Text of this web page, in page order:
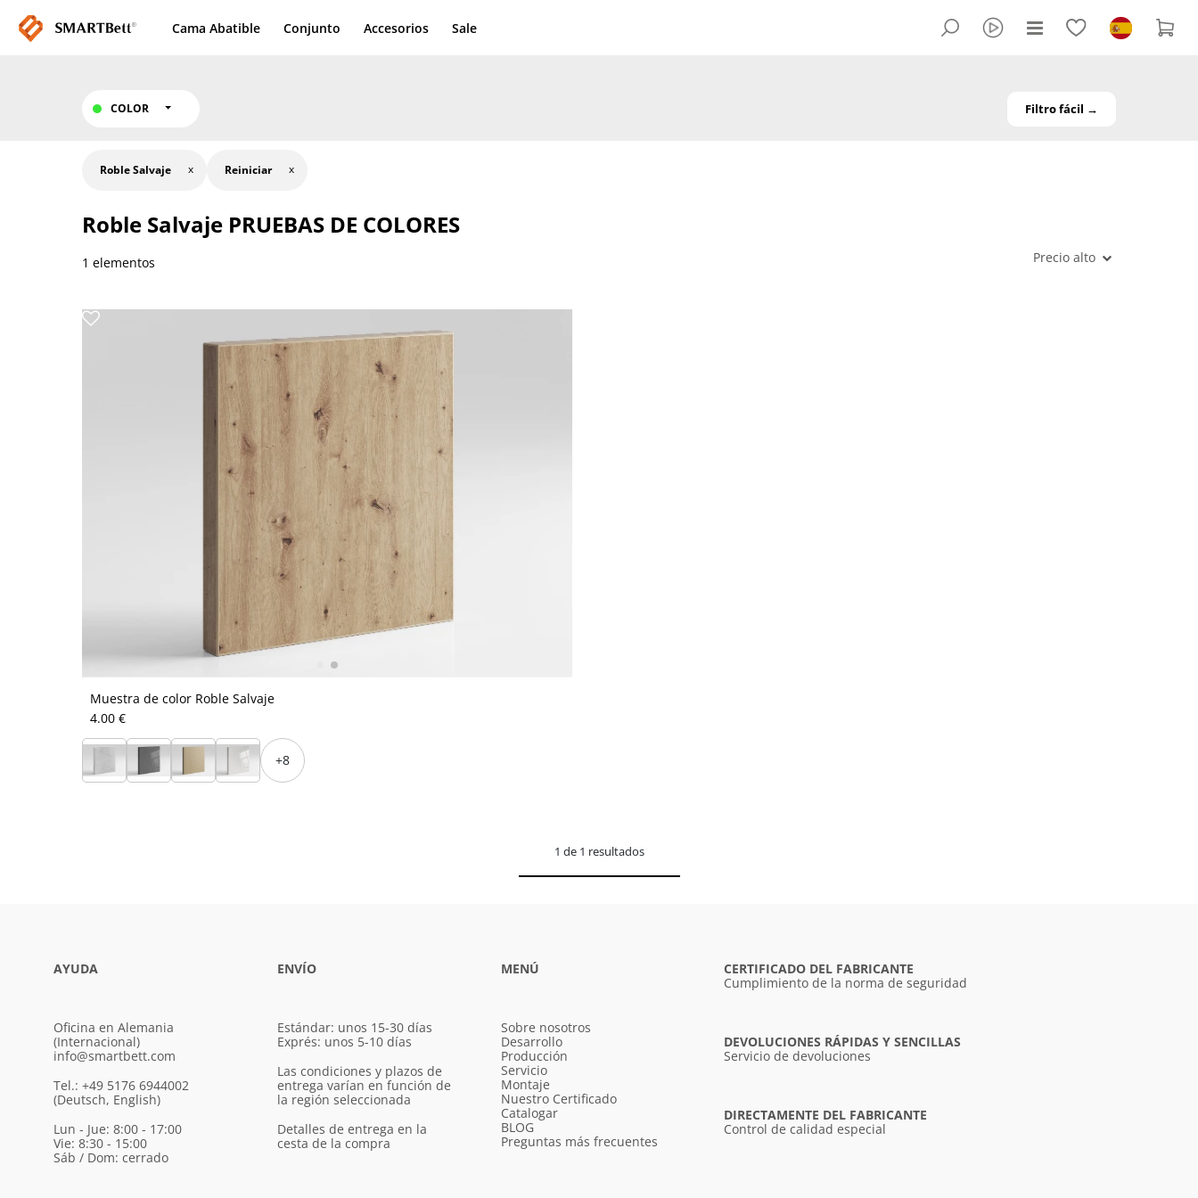
Cama Abatible Conjunto Accesorios Sale
COLOR Filtro fácil →
Roble Salvaje Reiniciar
Roble Salvaje PRUEBAS DE COLORES
Precio alto
1 elementos
Muestra de color Roble Salvaje
4.00 €
+8
1 de 1 resultados
AYUDA
Oficina en Alemania
(Internacional)
info@smartbett.com
Tel.: +49 5176 6944002
(Deutsch, English)
Lun - Jue: 8:00 - 17:00
Vie: 8:30 - 15:00
Sáb / Dom: cerrado
ENVÍO
Estándar: unos 15-30 días
Exprés: unos 5-10 días
Las condiciones y plazos de
entrega varían en función de
la región seleccionada
Detalles de entrega en la
cesta de la compra
MENÚ
Sobre nosotros
Desarrollo
Producción
Servicio
Montaje
Nuestro Certificado
Catalogar
BLOG
Preguntas más frecuentes
CERTIFICADO DEL FABRICANTE
Cumplimiento de la norma de seguridad
DEVOLUCIONES RÁPIDAS Y SENCILLAS
Servicio de devoluciones
DIRECTAMENTE DEL FABRICANTE
Control de calidad especial